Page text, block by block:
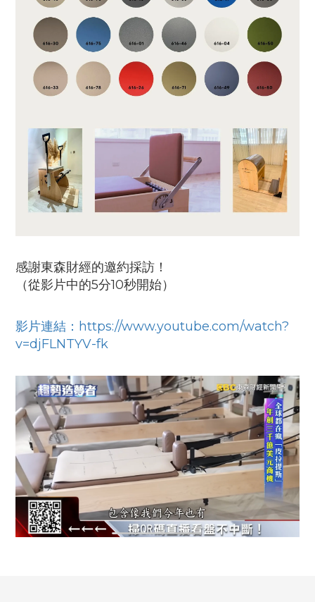
感謝東森財經的邀約採訪！
（從影片中的5分10秒開始）
影片連結：https://www.youtube.com/watch?
v=djFLNTYV-fk